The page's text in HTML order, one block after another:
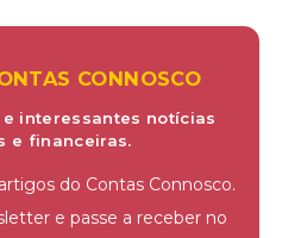
CONNOSCO
interessantes notícias
e financeiras.
do Contas Connosco.
e passe a receber no